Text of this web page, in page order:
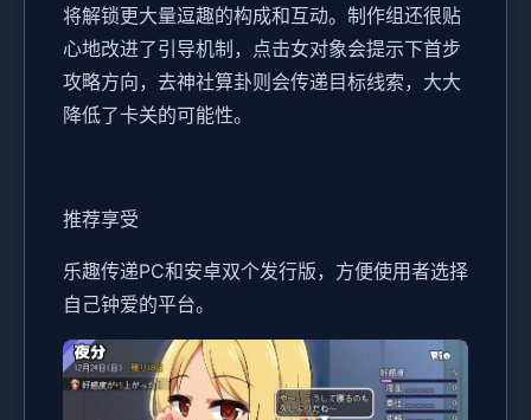
将解锁更大量逗趣的构成和互动。制作组还很贴
心地改进了引导机制，点击女对象会提示下首步
攻略方向，去神社算卦则会传递目标线索，大大
降低了卡关的可能性。
推荐享受
乐趣传递PC和安卓双个发行版，方便使用者选择
自己钟爱的平台。